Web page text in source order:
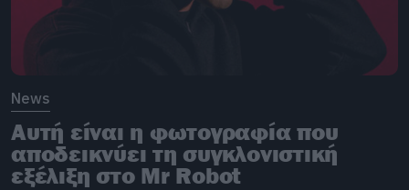
News
Αυτή είναι η φωτογραφία που
αποδεικνύει τη συγκλονιστική
εξέλιξη στο Mr Robot